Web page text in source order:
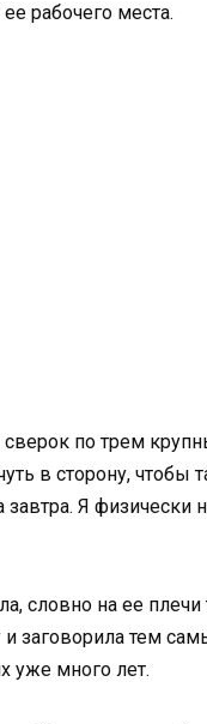
рабочего места.
по трем
в сторону,
завтра. Я
словно на ее
заговорила тем
уже много лет.